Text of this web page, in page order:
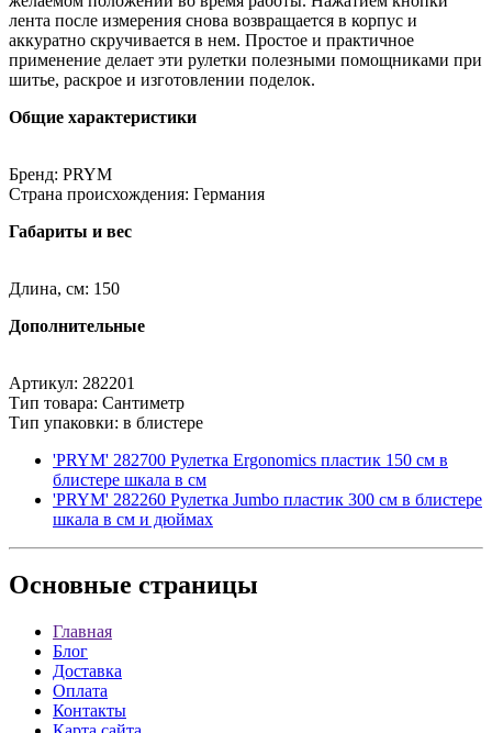
лента после измерения снова возвращается в корпус и
аккуратно скручивается в нем. Простое и практичное
применение делает эти рулетки полезными помощниками при
шитье, раскрое и изготовлении поделок.
Общие характеристики
Бренд: PRYM
Страна происхождения: Германия
Габариты и вес
Длина, см: 150
Дополнительные
Артикул: 282201
Тип товара: Сантиметр
Тип упаковки: в блистере
'PRYM' 282700 Рулетка Ergonomics пластик 150 см в
блистере шкала в см
'PRYM' 282260 Рулетка Jumbo пластик 300 см в блистере
шкала в см и дюймах
Основные страницы
Главная
Блог
Доставка
Оплата
Контакты